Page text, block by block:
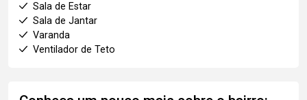
Sala de Estar
Sala de Jantar
Varanda
Ventilador de Teto